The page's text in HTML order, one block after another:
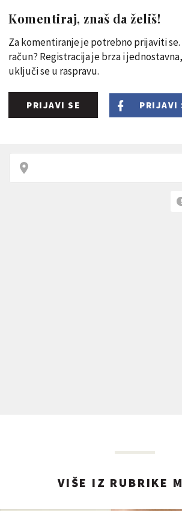
Komentiraj, znaš da želiš!
Za komentiranje je potrebno prijaviti
račun? Registracija je brza i
uključi se u raspravu.
PRIJAVI SE PRIJAVI
VIŠE IZ RUBRIKE